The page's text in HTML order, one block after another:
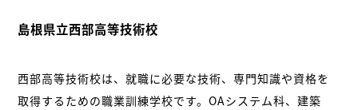
島根県立西部高等技術校
西部高等技術校は、就職に必要な技術、専門知識や資格を
取得するための職業訓練学校です。OAシステム科、建築